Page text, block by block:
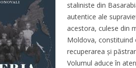
staliniste din
autentice ale
acestora, culese din
Moldova,
recuperarea și
Volumul aduce în